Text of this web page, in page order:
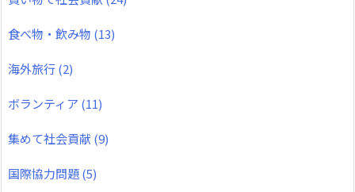
食べ物・飲み物 (13)
海外旅行(2)
ボランティア (11)
集めて社会貢献 (9)
国際協力問題(5)